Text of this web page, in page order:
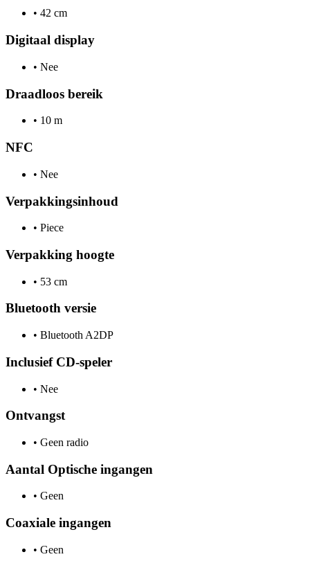
• 42 cm
Digitaal display
• Nee
Draadloos bereik
• 10 m
NFC
• Nee
Verpakkingsinhoud
• Piece
Verpakking hoogte
• 53 cm
Bluetooth versie
• Bluetooth A2DP
Inclusief CD-speler
• Nee
Ontvangst
• Geen radio
Aantal Optische ingangen
• Geen
Coaxiale ingangen
• Geen